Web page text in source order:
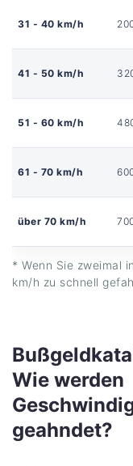
31 - 40 km/h
41 - 50 km/h
51 - 60 km/h
61 - 70 km/h
über 70 km/h
* Wenn Sie zweimal
km/h zu schnell
Wie werden
geahndet?